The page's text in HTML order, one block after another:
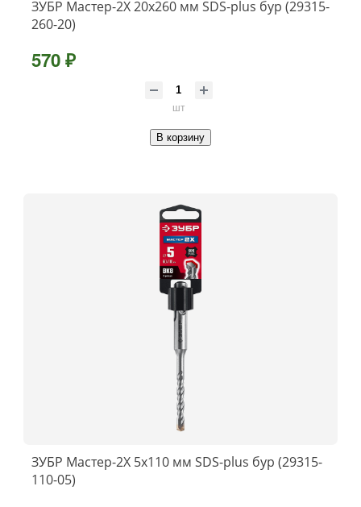
ЗУБР Мастер-2Х 20x260 мм SDS-plus бур (29315-
260-20)
570 ₽
шт
В корзину
ЗУБР Мастер-2Х 5x110 мм SDS-plus бур (29315-
110-05)